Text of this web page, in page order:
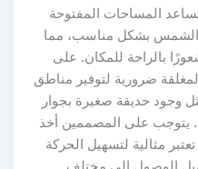
تساعد المساحات المفتوحة
الشمس بشكل مناسب، مما
بالراحة للمكان. على
ضرورية لتوفير مناطق
وجود حديقة صغيرة بجوار
يتوجب على المصممين أخذ
مثالية لتسهيل الحركة
الوصول إلى مختلف